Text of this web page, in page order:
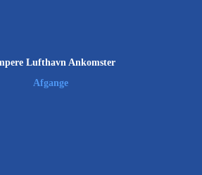
Lufthavn Ankomster
Afgange